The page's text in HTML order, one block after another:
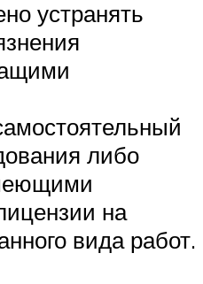
устранять
либо
на
вида работ.